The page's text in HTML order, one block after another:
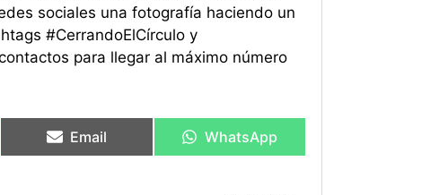
sociales una fotografía haciendo un
#CerrandoElCírculo y
para llegar al máximo número
Email WhatsApp